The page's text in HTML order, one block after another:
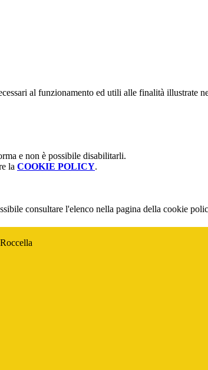
al funzionamento ed utili alle finalità illustrate
e non è possibile disabilitarli.
la COOKIE POLICY.
consultare l'elenco nella pagina della cookie